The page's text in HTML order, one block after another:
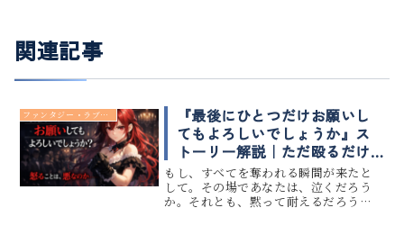
関連記事
ファンタジー・ラブコメ
『最後にひとつだけお願いし
てもよろしいでしょうか』ス
トーリー解説｜ただ殴るだけ
で終わらない理由
もし、すべてを奪われる瞬間が来たと
して。その場であなたは、泣くだろう
か。それとも、黙って耐えるだろう